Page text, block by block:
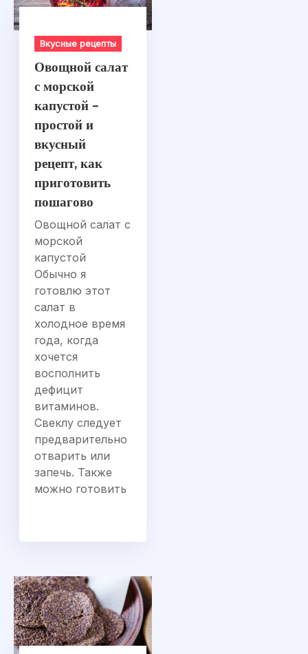
Вкусные рецепты
Овощной салат
с морской
капустой –
простой и
вкусный
рецепт, как
приготовить
пошагово
Овощной салат с
морской
капустой
Обычно я
готовлю этот
салат в
холодное время
года, когда
хочется
восполнить
дефицит
витаминов.
Свеклу следует
предварительно
отварить или
запечь. Также
можно готовить